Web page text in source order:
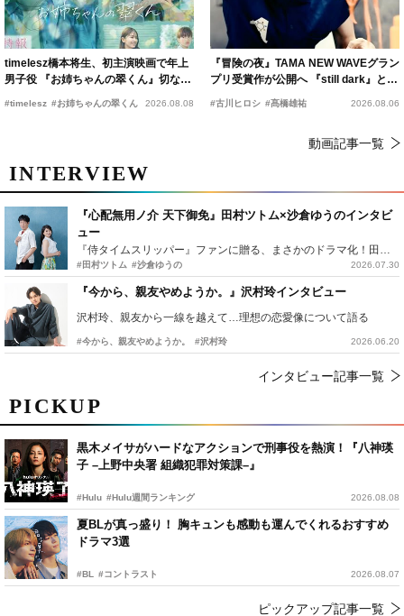
PICKUP
黒木メイサがハードなアクションで刑事役を熱演！『八神瑛
子 –上野中央署 組織犯罪対策課–』
#Hulu #Hulu週間ランキング 2026.08.08
夏BLが真っ盛り！ 胸キュンも感動も運んでくれるおすすめ
ドラマ3選
#BL #コントラスト 2026.08.07
ピックアップ記事一覧
timelesz橋本将生、初主演映画で年上
男子役 『お姉ちゃんの翠くん』切ない
恋の幕開けを予感
#timelesz #お姉ちゃんの翠くん 2026.08.08
『冒険の夜』TAMA NEW WAVEグラン
プリ受賞作が公開へ 『still dark』と同
時上映決定
#古川ヒロシ #髙橋雄祐 2026.08.06
動画記事一覧
INTERVIEW
『心配無用ノ介 天下御免』田村ツトム×沙倉ゆうのインタビ
ュー
『侍タイムスリッパー』ファンに贈る、まさかのドラマ化！田村ツトム×沙倉ゆうのが語る『心配無用ノ介』撮影秘話
#田村ツトム #沙倉ゆうの 2026.07.30
『今から、親友やめようか。』沢村玲インタビュー
沢村玲、親友から一線を越えて…理想の恋愛像について語る
#今から、親友やめようか。 #沢村玲 2026.06.20
インタビュー記事一覧